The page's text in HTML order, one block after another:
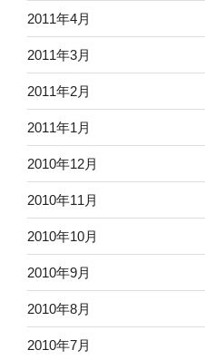
2011年4月
2011年3月
2011年2月
2011年1月
2010年12月
2010年11月
2010年10月
2010年9月
2010年8月
2010年7月